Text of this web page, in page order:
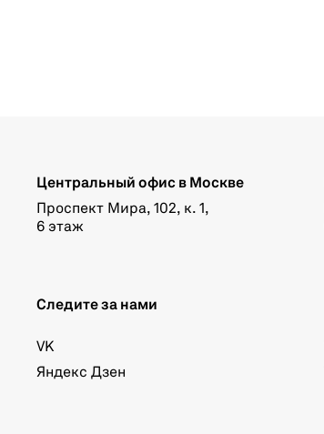
Центральный офис в Москве
Проспект Мира, 102, к. 1,
6 этаж
Следите за нами
VK
Яндекс Дзен